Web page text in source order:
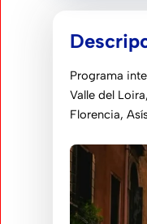
Programa
Valle del
Florencia,